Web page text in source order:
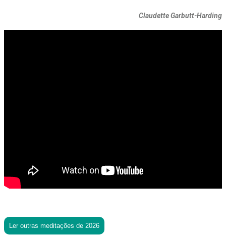
Claudette Garbutt-Harding
Ler outras meditações de 2026